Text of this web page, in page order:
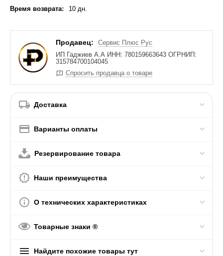
Время возврата: 10 дн.
Продавец:
Сервис Плюс Рус
ИП Гаджиев А.А ИНН: 780159663643 ОГРНИП:
315784700104045
Спросить продавца о товаре
Доставка
Варианты оплаты
Резервирование товара
Наши преимущества
О технических характеристиках
Товарные знаки ®
Найдите похожие товары тут